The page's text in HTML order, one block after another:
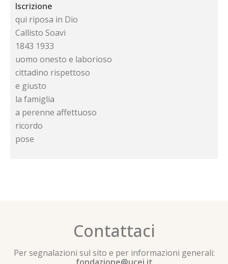
Iscrizione
qui riposa in Dio
Callisto Soavi
1843 1933
uomo onesto e laborioso
cittadino rispettoso
e giusto
la famiglia
a perenne affettuoso
ricordo
pose
Contattaci
Per segnalazioni sul sito e per informazioni generali: